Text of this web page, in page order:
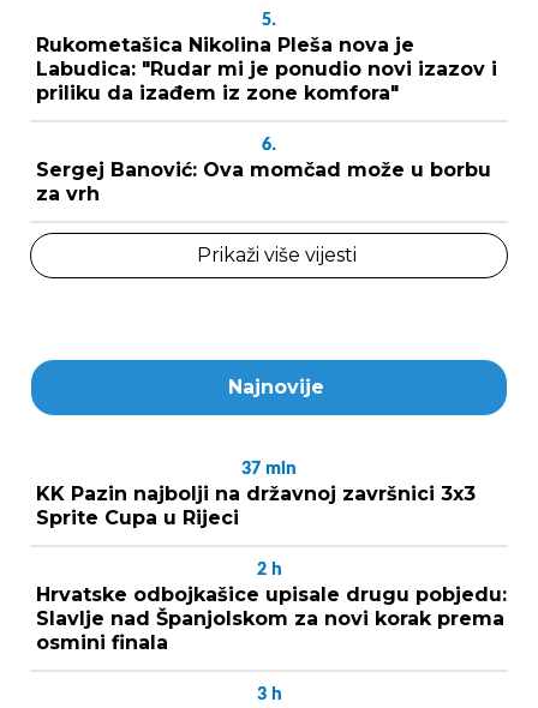
5.
Rukometašica Nikolina Pleša nova je
Labudica: "Rudar mi je ponudio novi izazov i
priliku da izađem iz zone komfora"
6.
Sergej Banović: Ova momčad može u borbu
za vrh
Prikaži više vijesti
Najnovije
37 min
KK Pazin najbolji na državnoj završnici 3x3
Sprite Cupa u Rijeci
2 h
Hrvatske odbojkašice upisale drugu pobjedu:
Slavlje nad Španjolskom za novi korak prema
osmini finala
3 h